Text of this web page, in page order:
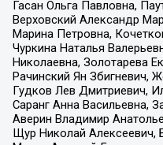
Гасан Ольга Павловна,
Верховский Александр
Марина Петровна,
Чуркина Наталья
Николаевна, Золотарева
Рачинский Ян Збигневич,
Гудков Лев Дмитриевич,
Саранг Анна Васильевна,
Аверин Владимир
Щур Николай Алексеевич,